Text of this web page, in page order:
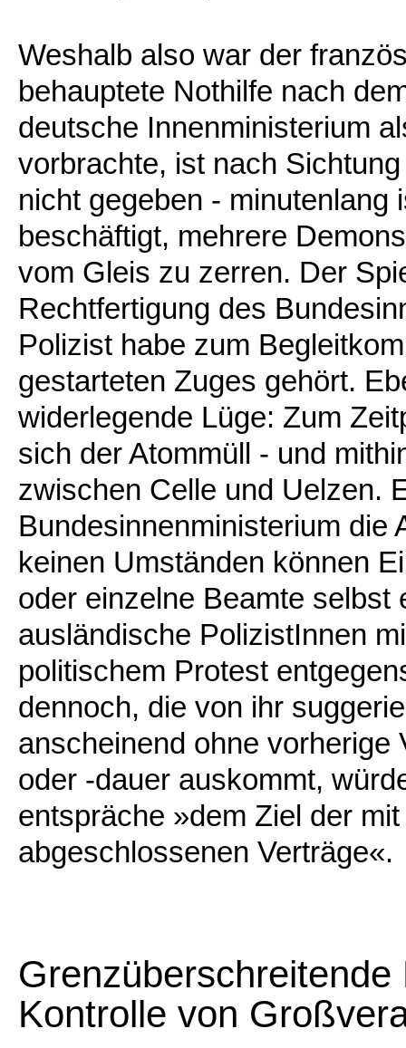
Weshalb also war der
behauptete Nothilfe nach
deutsche Innenministerium
vorbrachte, ist nach
nicht gegeben - minutenlang
beschäftigt, mehrere
vom Gleis zu zerren. Der
Rechtfertigung des
Polizist habe zum
gestarteten Zuges gehört.
widerlegende Lüge: Zum
sich der Atommüll - und
zwischen Celle und Uelzen.
Bundesinnenministerium die
keinen Umständen können
oder einzelne Beamte selbst
ausländische PolizistInnen
politischem Protest
dennoch, die von ihr
anscheinend ohne vorherige
oder -dauer auskommt,
entspräche »dem Ziel der
abgeschlossenen Verträge«.
Kontrolle von